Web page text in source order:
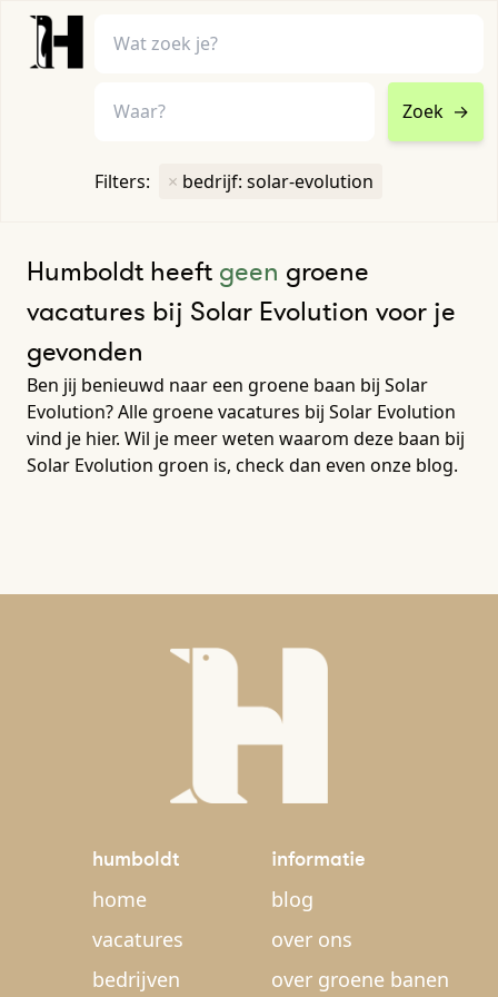
Zoek →
Filters: × bedrijf: solar-evolution
Humboldt heeft geen groene
vacatures bij Solar Evolution voor je
gevonden
Ben jij benieuwd naar een groene baan bij Solar
Evolution? Alle groene vacatures bij Solar Evolution
vind je hier. Wil je meer weten waarom deze baan bij
Solar Evolution groen is, check dan even onze blog.
humboldt
home
vacatures
bedrijven
informatie
blog
over ons
over groene banen